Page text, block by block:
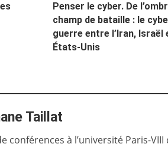
Penser le cyber. De
champ de bataille : le
guerre entre l’Iran, Israël
États-Unis
Taillat
conférences à l’université Paris-